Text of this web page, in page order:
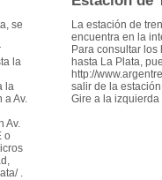
se
la
la
Av.
Av.
o
.
La estación de
encuentra en la
Para consultar los
hasta La Plata,
http://
salir de la
Gire a la